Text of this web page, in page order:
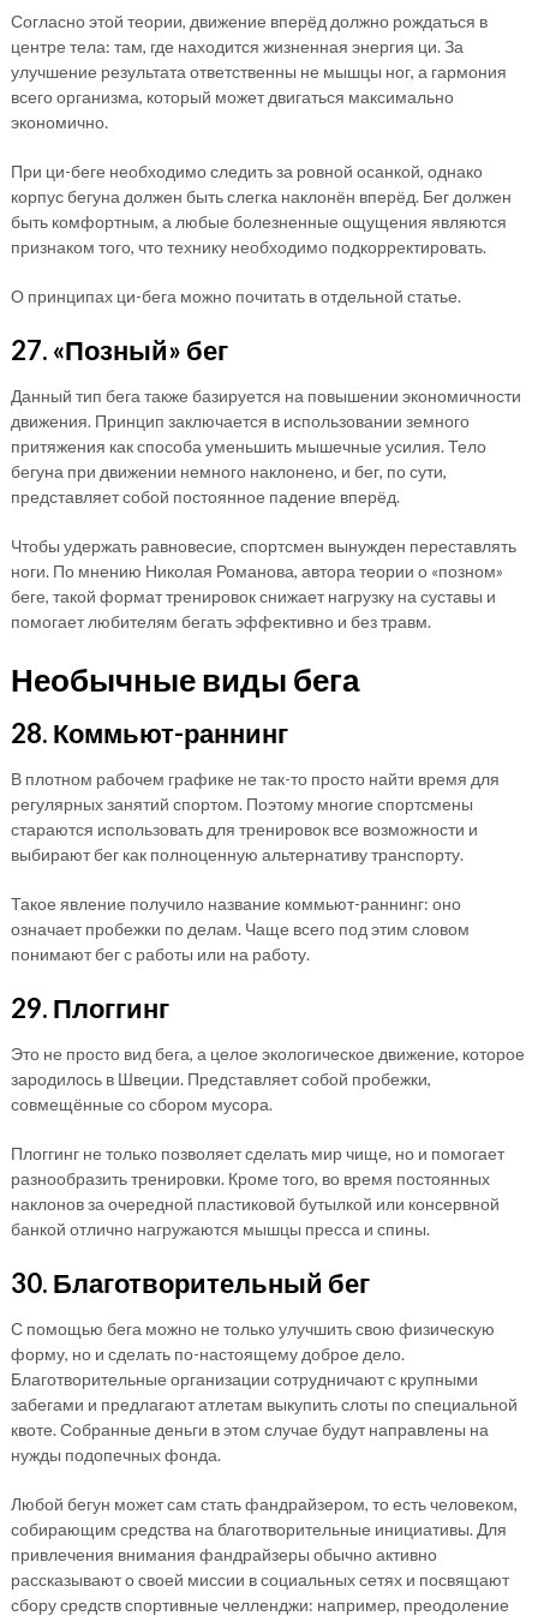
Согласно этой теории, движение вперёд должно рождаться в
центре тела: там, где находится жизненная энергия ци. За
улучшение результата ответственны не мышцы ног, а гармония
всего организма, который может двигаться максимально
экономично.
При ци-беге необходимо следить за ровной осанкой, однако
корпус бегуна должен быть слегка наклонён вперёд. Бег должен
быть комфортным, а любые болезненные ощущения являются
признаком того, что технику необходимо подкорректировать.
О принципах ци-бега можно почитать в отдельной статье.
27. «Позный» бег
Данный тип бега также базируется на повышении экономичности
движения. Принцип заключается в использовании земного
притяжения как способа уменьшить мышечные усилия. Тело
бегуна при движении немного наклонено, и бег, по сути,
представляет собой постоянное падение вперёд.
Чтобы удержать равновесие, спортсмен вынужден переставлять
ноги. По мнению Николая Романова, автора теории о «позном»
беге, такой формат тренировок снижает нагрузку на суставы и
помогает любителям бегать эффективно и без травм.
Необычные виды бега
28. Коммьют-раннинг
В плотном рабочем графике не так-то просто найти время для
регулярных занятий спортом. Поэтому многие спортсмены
стараются использовать для тренировок все возможности и
выбирают бег как полноценную альтернативу транспорту.
Такое явление получило название коммьют-раннинг: оно
означает пробежки по делам. Чаще всего под этим словом
понимают бег с работы или на работу.
29. Плоггинг
Это не просто вид бега, а целое экологическое движение, которое
зародилось в Швеции. Представляет собой пробежки,
совмещённые со сбором мусора.
Плоггинг не только позволяет сделать мир чище, но и помогает
разнообразить тренировки. Кроме того, во время постоянных
наклонов за очередной пластиковой бутылкой или консервной
банкой отлично нагружаются мышцы пресса и спины.
30. Благотворительный бег
С помощью бега можно не только улучшить свою физическую
форму, но и сделать по-настоящему доброе дело.
Благотворительные организации сотрудничают с крупными
забегами и предлагают атлетам выкупить слоты по специальной
квоте. Собранные деньги в этом случае будут направлены на
нужды подопечных фонда.
Любой бегун может сам стать фандрайзером, то есть человеком,
собирающим средства на благотворительные инициативы. Для
привлечения внимания фандрайзеры обычно активно
рассказывают о своей миссии в социальных сетях и посвящают
сбору средств спортивные челленджи: например, преодоление